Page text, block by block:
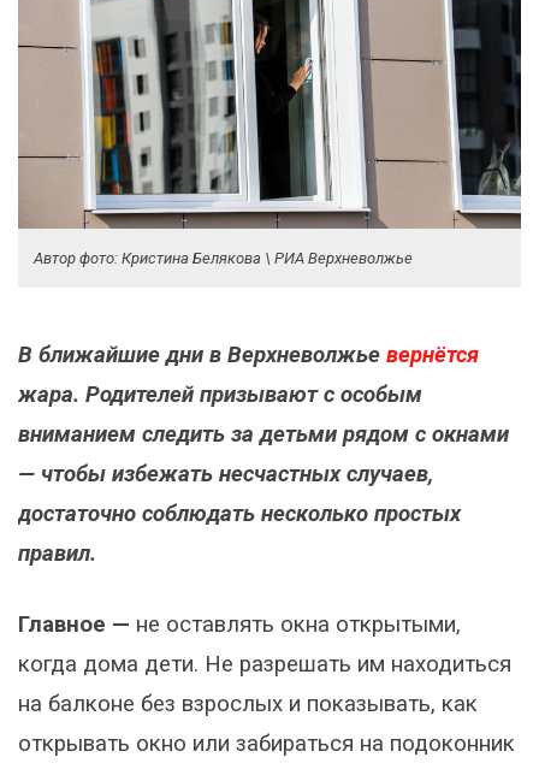
Автор фото: Кристина Белякова \ РИА Верхневолжье
В ближайшие дни в Верхневолжье вернётся
жара. Родителей призывают с особым
вниманием следить за детьми рядом с окнами
— чтобы избежать несчастных случаев,
достаточно соблюдать несколько простых
правил.
Главное — не оставлять окна открытыми,
когда дома дети. Не разрешать им находиться
на балконе без взрослых и показывать, как
открывать окно или забираться на подоконник